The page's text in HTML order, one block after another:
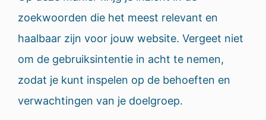
zoekwoorden die het meest relevant en
haalbaar zijn voor jouw website. Vergeet niet
om de gebruiksintentie in acht te nemen,
zodat je kunt inspelen op de behoeften en
verwachtingen van je doelgroep.